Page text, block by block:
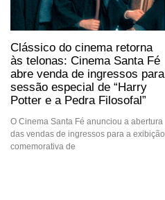
Clássico do cinema retorna
às telonas: Cinema Santa Fé
abre venda de ingressos para
sessão especial de “Harry
Potter e a Pedra Filosofal”
O Cinema Santa Fé anunciou a abertura
das vendas de ingressos para a exibição
comemorativa de